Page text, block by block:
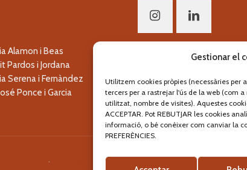
Gestionar el
Utilitzem cookies pròpies (necessàries per
tercers per a rastrejar l'ús de la web (com
utilitzat, nombre de visites). Aquestes
ACCEPTAR. Pot REBUTJAR les cookies
informació, o bé conèixer com canviar la
PREFERÈNCIES.
Alamon i Beas
Pardos i Jordana
Serena i Fernàndez
Ponce i Garcia
· Política de cookies pikstudio